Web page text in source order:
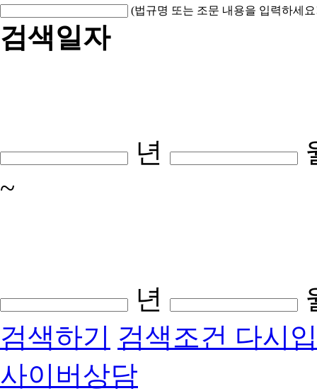
(법규명 또는 조문 내용을 입력하세
검색일자
년
~
년
검색하기 검색조건 다시
사이버상담